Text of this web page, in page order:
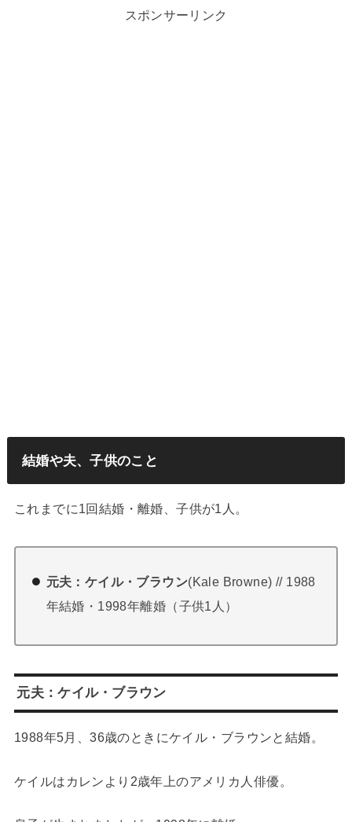
スポンサーリンク
結婚や夫、子供のこと
これまでに1回結婚・離婚、子供が1人。
元夫：ケイル・ブラウン(Kale Browne) // 1988
年結婚・1998年離婚（子供1人）
元夫：ケイル・ブラウン
1988年5月、36歳のときにケイル・ブラウンと結婚。
ケイルはカレンより2歳年上のアメリカ人俳優。